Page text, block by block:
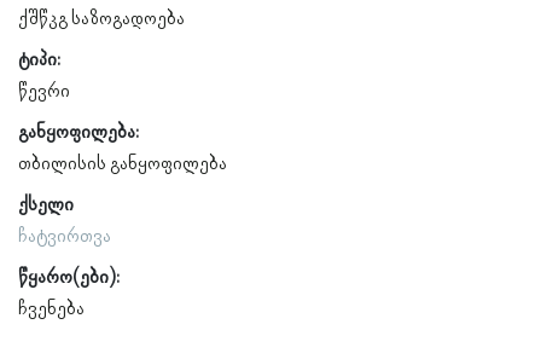
ქშწკგ საზოგადოება
ტიპი:
წევრი
განყოფილება:
თბილისის განყოფილება
ქსელი
ჩატვირთვა
წყარო(ები):
ჩვენება